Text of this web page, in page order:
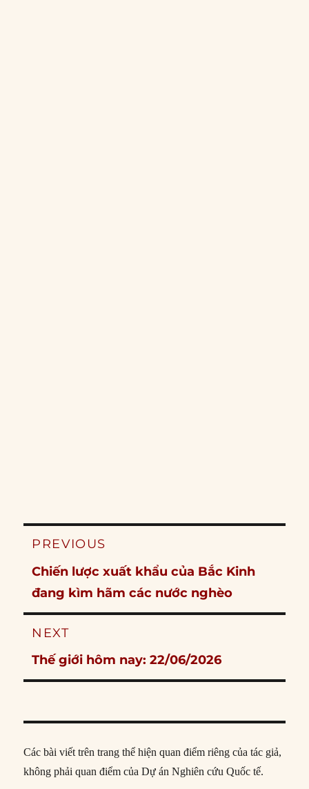
Post
PREVIOUS
Previous
post:
Chiến lược xuất khẩu của Bắc Kinh
đang kìm hãm các nước nghèo
NEXT
Next
post:
Thế giới hôm nay: 22/06/2026
Các bài viết trên trang thể hiện quan điểm riêng của tác giả,
không phải quan điểm của Dự án Nghiên cứu Quốc tế.